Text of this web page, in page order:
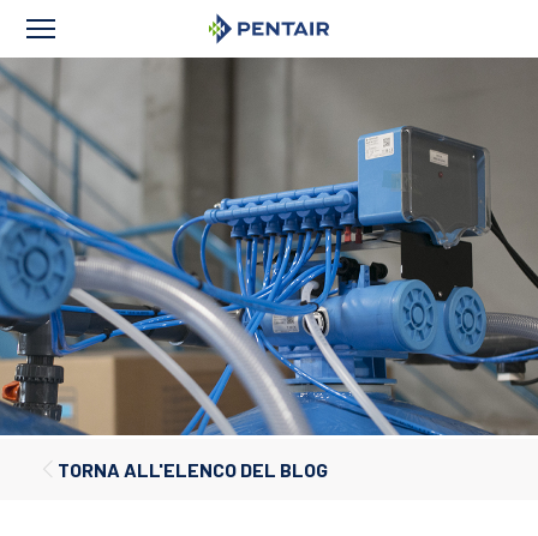
TORNA ALL'ELENCO DEL BLOG